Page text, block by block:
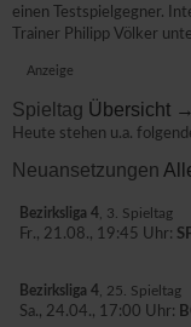
einen Testspielgegner.
Trainer Philipp Völker
Anzeige
Spieltag Übersicht →
Heute stehen u.a.
Neuansetzungen
Bezirksliga 4 , 3. Spieltag
Fr., 21.08., 19:45 Uhr:
Bezirksliga 4 , 25. Spieltag
Sa., 24.04., 17:00 Uhr: